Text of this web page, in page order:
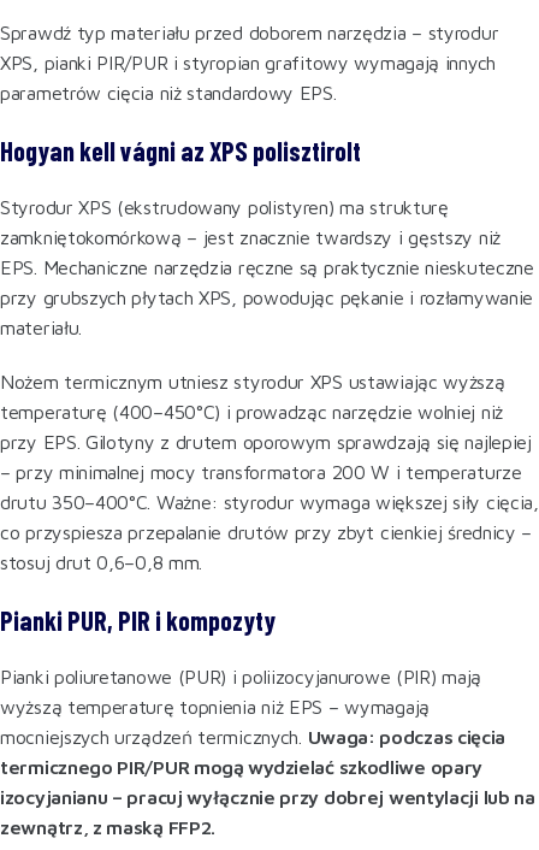
Sprawdź typ materiału przed doborem narzędzia – styrodur
XPS, pianki PIR/PUR i styropian grafitowy wymagają innych
parametrów cięcia niż standardowy EPS.
Hogyan kell vágni az XPS polisztirolt
Styrodur XPS (ekstrudowany polistyren) ma strukturę
zamkniętokomórkową – jest znacznie twardszy i gęstszy niż
EPS. Mechaniczne narzędzia ręczne są praktycznie nieskuteczne
przy grubszych płytach XPS, powodując pękanie i rozłamywanie
materiału.
Nożem termicznym utniesz styrodur XPS ustawiając wyższą
temperaturę (400–450°C) i prowadząc narzędzie wolniej niż
przy EPS. Gilotyny z drutem oporowym sprawdzają się najlepiej
– przy minimalnej mocy transformatora 200 W i temperaturze
drutu 350–400°C. Ważne: styrodur wymaga większej siły cięcia,
co przyspiesza przepalanie drutów przy zbyt cienkiej średnicy –
stosuj drut 0,6–0,8 mm.
Pianki PUR, PIR i kompozyty
Pianki poliuretanowe (PUR) i poliizocyjanurowe (PIR) mają
wyższą temperaturę topnienia niż EPS – wymagają
mocniejszych urządzeń termicznych. Uwaga: podczas cięcia
termicznego PIR/PUR mogą wydzielać szkodliwe opary
izocyjanianu – pracuj wyłącznie przy dobrej wentylacji lub na
zewnątrz, z maską FFP2.